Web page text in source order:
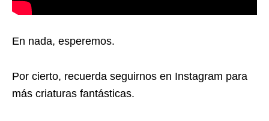
En nada, esperemos.
Por cierto, recuerda seguirnos en Instagram para
más criaturas fantásticas.